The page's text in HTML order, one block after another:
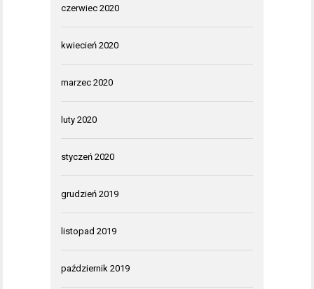
czerwiec 2020
kwiecień 2020
marzec 2020
luty 2020
styczeń 2020
grudzień 2019
listopad 2019
październik 2019